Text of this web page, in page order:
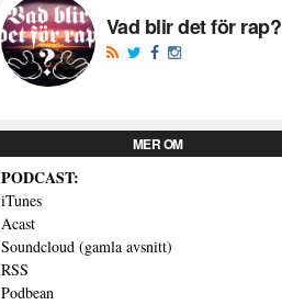
Vad blir det för rap?
MER OM
PODCAST:
iTunes
Acast
Soundcloud (gamla avsnitt)
RSS
Podbean